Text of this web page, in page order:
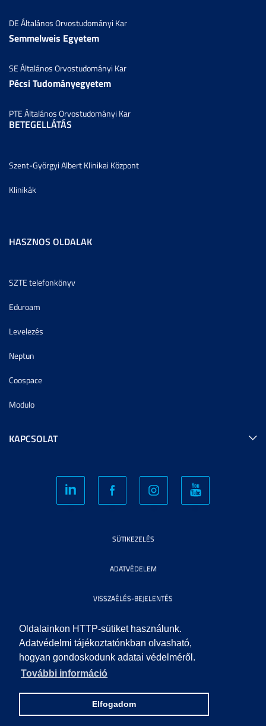
Oldalainkon HTTP-sütiket használunk.
Adatvédelmi tájékoztatónkban olvasható,
hogyan gondoskodunk adatai védelméről.
További információ
Elfogadom
DE Általános Orvostudományi Kar
Semmelweis Egyetem
SE Általános Orvostudományi Kar
Pécsi Tudományegyetem
PTE Általános Orvostudományi Kar
BETEGELLÁTÁS
Szent-Györgyi Albert Klinikai Központ
Klinikák
HASZNOS OLDALAK
SZTE telefonkönyv
Eduroam
Levelezés
Neptun
Coospace
Modulo
KAPCSOLAT
SÜTIKEZELÉS
ADATVÉDELEM
VISSZAÉLÉS-BEJELENTÉS
KÖZÉRDEKŰ ADATOK
IMPRESSZUM